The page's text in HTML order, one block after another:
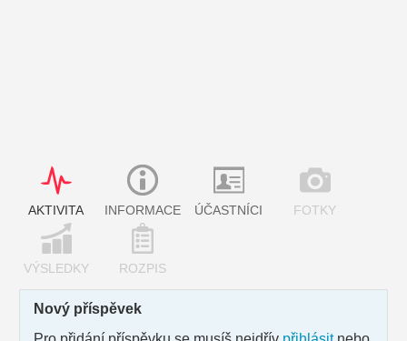
AKTIVITA INFORMACE ÚČASTNÍCI FOTKY
VÝSLEDKY ROZPIS
Nový příspěvek